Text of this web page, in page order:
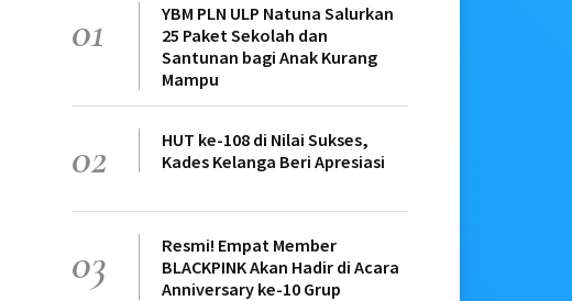
01
YBM PLN ULP Natuna Salurkan
25 Paket Sekolah dan
Santunan bagi Anak Kurang
Mampu
02
HUT ke-108 di Nilai Sukses,
Kades Kelanga Beri Apresiasi
03
Resmi! Empat Member
BLACKPINK Akan Hadir di Acara
Anniversary ke-10 Grup